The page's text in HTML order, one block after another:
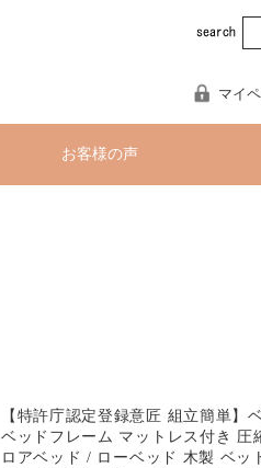
マイ
お客様の声
【特許庁認定登録意匠 組立簡単】
ベッドフレーム マットレス付き 圧
ロアベッド / ローベッド 木製 ベッ